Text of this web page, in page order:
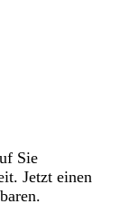
Sie
Jetzt einen